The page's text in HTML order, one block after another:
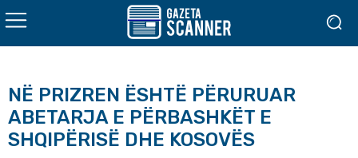
NË PRIZREN ËSHTË PËRURUAR
ABETARJA E PËRBASHKËT E
SHQIPËRISË DHE KOSOVËS